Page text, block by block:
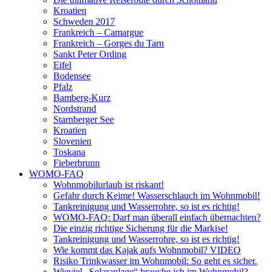
Kroatien
Schweden 2017
Frankreich – Camargue
Frankreich – Gorges du Tarn
Sankt Peter Ording
Eifel
Bodensee
Pfalz
Bamberg-Kurz
Nordstrand
Starnberger See
Kroatien
Slovenien
Toskana
Fieberbrunn
WOMO-FAQ
Wohnmobilurlaub ist riskant!
Gefahr durch Keime! Wasserschlauch im Wohnmobil!
Tankreinigung und Wasserrohre, so ist es richtig!
WOMO-FAQ: Darf man überall einfach übernachten?
Die einzig richtige Sicherung für die Markise!
Tankreinigung und Wasserrohre, so ist es richtig!
Wie kommt das Kajak aufs Wohnmobil? VIDEO
Risiko Trinkwasser im Wohnmobil: So geht es sicher.